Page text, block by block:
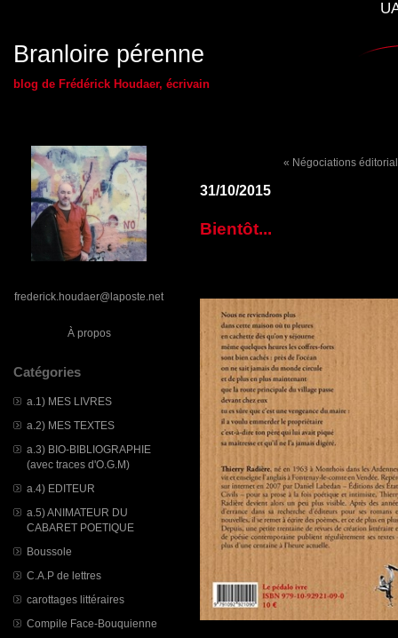
Branloire pérenne
blog de Frédérick Houdaer, écrivain
frederick.houdaer@laposte.net
À propos
Catégories
a.1) MES LIVRES
a.2) MES TEXTES
a.3) BIO-BIBLIOGRAPHIE
(avec traces d'O.G.M)
a.4) EDITEUR
a.5) ANIMATEUR DU
CABARET POETIQUE
Boussole
C.A.P de lettres
carottages littéraires
Compile Face-Bouquienne
« Négociations
31/10/2015
Bientôt...